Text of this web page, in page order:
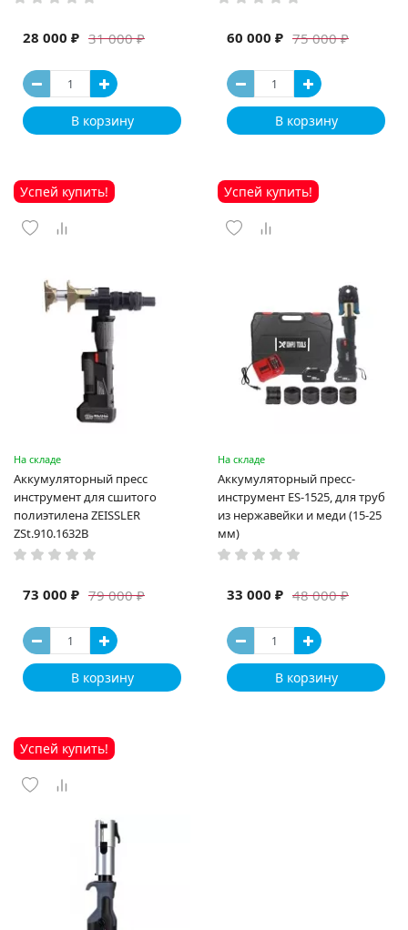
машина
31 000 ₽
28 000 ₽
В корзину
75 000 ₽
60 000 ₽
В корзину
Успей купить!
На складе
Аккумуляторный пресс
инструмент для сшитого
полиэтилена ZEISSLER
ZSt.910.1632B
79 000 ₽
73 000 ₽
В корзину
Успей купить!
На складе
Аккумуляторный пресс-
инструмент ES-1525, для труб
из нержавейки и меди (15-25
мм)
48 000 ₽
33 000 ₽
В корзину
Успей купить!